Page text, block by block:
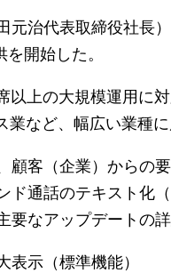
元治代表取締役社長
開始した。
以上の大規模運用に
など、幅広い業種
顧客（企業）からの
ド通話のテキスト化
なアップデートの詳
表示（標準機能）